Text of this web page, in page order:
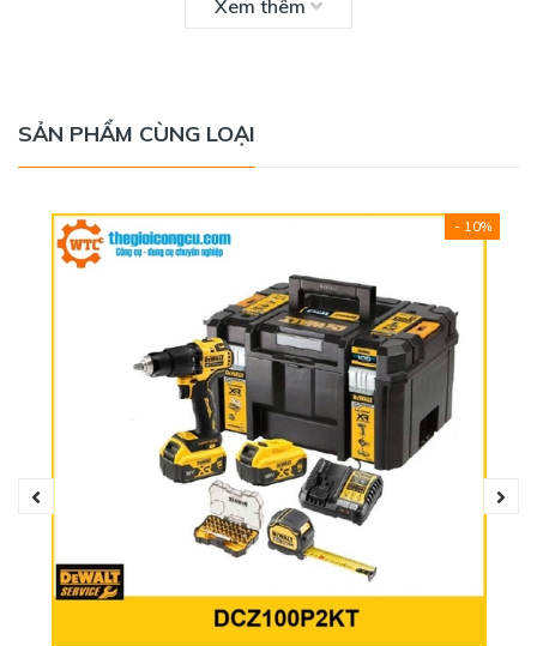
THÔNG SỐ KỸ THUẬT
- Thương hiệu: Dewalt
- Xuất xứ: China
- Dùng pin : Lithium
- Tốc độ gió tối đa: 15.9 L/s
Xem thêm
SẢN PHẨM CÙNG LOẠI
- 10%